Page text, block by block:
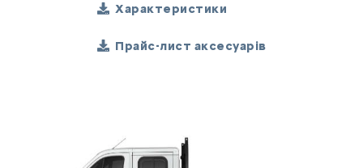
Характеристики
Прайс-лист аксесуарів